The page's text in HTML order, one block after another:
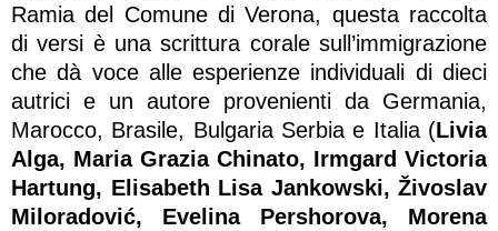
Ramia del Comune di Verona, questa raccolta
di versi è una scrittura corale sull’immigrazione
che dà voce alle esperienze individuali di dieci
autrici e un autore provenienti da Germania,
Marocco, Brasile, Bulgaria Serbia e Italia (Livia
Alga, Maria Grazia Chinato, Irmgard Victoria
Hartung, Elisabeth Lisa Jankowski, Živoslav
Miloradović, Evelina Pershorova, Morena